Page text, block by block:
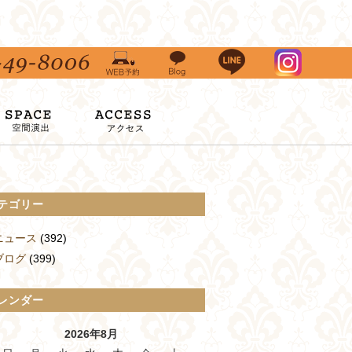
ゴリー
ュース (392)
ログ(399)
ンダー
2026年8月